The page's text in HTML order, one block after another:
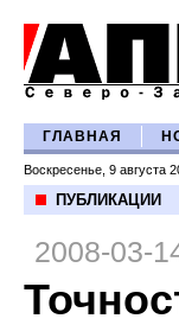
ГЛАВНАЯ
Воскресенье, 9 августа
ПУБЛИКАЦИИ
2008-03-